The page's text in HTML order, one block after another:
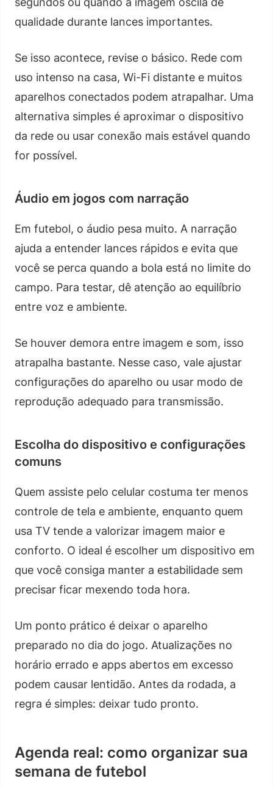
qualidade durante lances importantes.
Se isso acontece, revise o básico. Rede com
uso intenso na casa, Wi-Fi distante e muitos
aparelhos conectados podem atrapalhar. Uma
alternativa simples é aproximar o dispositivo
da rede ou usar conexão mais estável quando
for possível.
Áudio em jogos com narração
Em futebol, o áudio pesa muito. A narração
ajuda a entender lances rápidos e evita que
você se perca quando a bola está no limite do
campo. Para testar, dê atenção ao equilíbrio
entre voz e ambiente.
Se houver demora entre imagem e som, isso
atrapalha bastante. Nesse caso, vale ajustar
configurações do aparelho ou usar modo de
reprodução adequado para transmissão.
Escolha do dispositivo e configurações
comuns
Quem assiste pelo celular costuma ter menos
controle de tela e ambiente, enquanto quem
usa TV tende a valorizar imagem maior e
conforto. O ideal é escolher um dispositivo em
que você consiga manter a estabilidade sem
precisar ficar mexendo toda hora.
Um ponto prático é deixar o aparelho
preparado no dia do jogo. Atualizações no
horário errado e apps abertos em excesso
podem causar lentidão. Antes da rodada, a
regra é simples: deixar tudo pronto.
Agenda real: como organizar sua
semana de futebol